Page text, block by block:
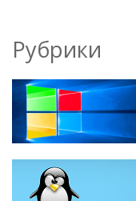
Рубрики